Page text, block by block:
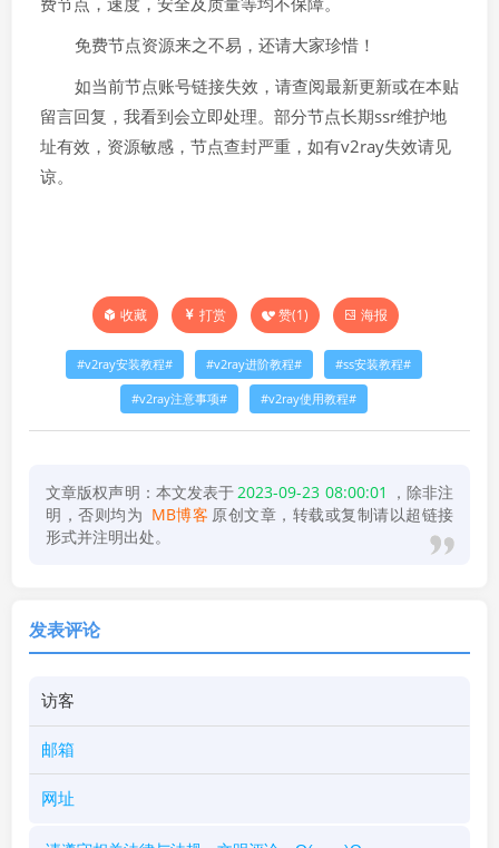
免费节点资源来之不易，还请大家珍惜！
如当前节点账号链接失效，请查阅最新更新或在本贴
留言回复，我看到会立即处理。部分节点长期ssr维护地
址有效，资源敏感，节点查封严重，如有v2ray失效请见
谅。
收藏 打赏 赞(1) 海报
v2ray安装教程 v2ray进阶教程 ss安装教程
v2ray注意事项 v2ray使用教程
文章版权声明：本文发表于2023-09-23 08:00:01
，除非注
明，否则均为 MB博客 原创文章，转载或复制请以超链接
形式并注明出处。
发表评论